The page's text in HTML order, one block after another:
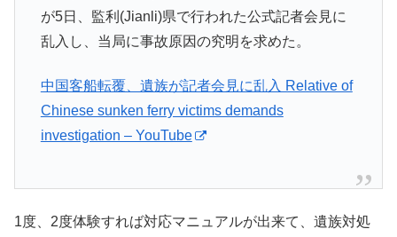
が5日、監利(Jianli)県で行われた公­式記者会見に
乱入し、当局に事故原因の究明を求めた。
中国客船転覆、遺族が記者会見に乱入 Relative of
Chinese sunken ferry victims demands
investigation – YouTube
1度、2度体験すれば対応マニュアルが出来て、遺族対処